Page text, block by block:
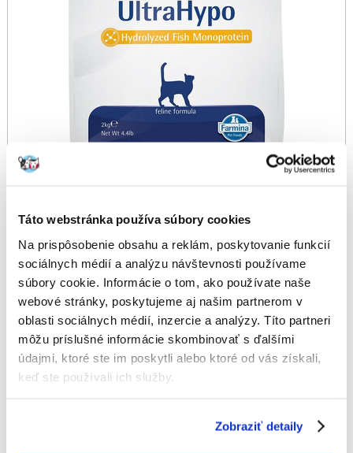
Táto webstránka používa súbory cookies
Na prispôsobenie obsahu a reklám, poskytovanie funkcií
sociálnych médií a analýzu návštevnosti používame
súbory cookie. Informácie o tom, ako používate naše
webové stránky, poskytujeme aj našim partnerom v
oblasti sociálnych médií, inzercie a analýzy. Títo partneri
môžu príslušné informácie skombinovať s ďalšími
údajmi, ktoré ste im poskytli alebo ktoré od vás získali,
keď ste používali ich služby.
Zobraziť detaily
Výrobca: FARMINA 2683
Napísať recenziu
€33.45 (16.73 € / kg)
HMOTNOSŤ POŠTOVNÉ CENA
0.4 KG €3.00 8.57 €
(€21.43/ KG)